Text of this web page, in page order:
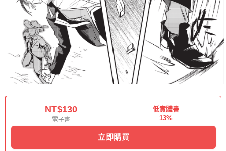
NT$130
電子書
低實體書
13%
立即購買